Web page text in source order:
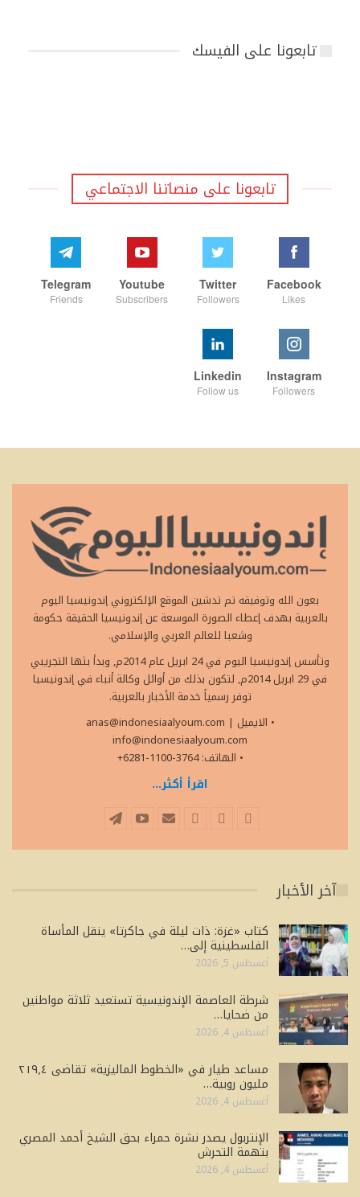
تابعونا على الفيسك
تابعونا على منصاتنا الاجتماعي
Facebook
Likes
Twitter
Followers
Youtube
Subscribers
Telegram
Friends
Instagram
Followers
Linkedin
Follow us
بعون الله وتوفيقه تم تدشين الموقع الإلكتروني إندونيسيا اليوم
بالعربية بهدف إعطاء الصورة الموسعة عن إندونيسيا الحقيقة حكومة
وشعبا للعالم العربي والإسلامي.
وتأسس إندونيسيا اليوم في 24 ابريل عام 2014م, وبدأ بثها التجريبي
في 29 ابريل 2014م, لتكون بذلك من أوائل وكالة أنباء في إندونيسيا
توفر رسمياً خدمة الأخبار بالعربية.
• الايميل
anas@indonesiaalyoum.com |
info@indonesiaalyoum.com
• الهاتف: 3764-1100-6281+
اقرأ أكثر...
آخر الأخبار
كتاب «غزة: ذات ليلة في جاكرتا» ينقل المأساة
الفلسطينية إلى…
أغسطس 5, 2026
شرطة العاصمة الإندونيسية تستعيد ثلاثة مواطنين
من ضحايا…
أغسطس 4, 2026
مساعد طيار في «الخطوط الماليزية» تقاضى ٢١٩٫٤
مليون روبية…
أغسطس 4, 2026
الإنتربول يصدر نشرة حمراء بحق الشيخ أحمد المصري
بتهمة التحرش
أغسطس 4, 2026